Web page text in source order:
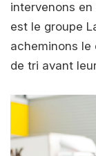
intervenons
est le groupe
acheminons
de tri avant